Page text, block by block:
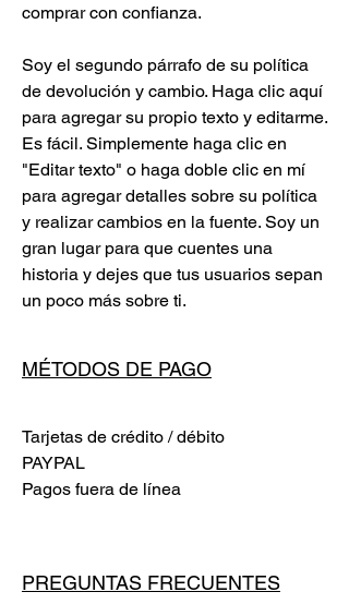
comprar con confianza.
Soy el segundo párrafo de su política
de devolución y cambio. Haga clic aquí
para agregar su propio texto y editarme.
Es fácil. Simplemente haga clic en
"Editar texto" o haga doble clic en mí
para agregar detalles sobre su política
y realizar cambios en la fuente. Soy un
gran lugar para que cuentes una
historia y dejes que tus usuarios sepan
un poco más sobre ti.
MÉTODOS DE PAGO
Tarjetas de crédito / débito
PAYPAL
Pagos fuera de línea
PREGUNTAS FRECUENTES